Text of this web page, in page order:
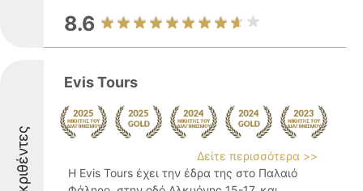
8.6
Διακριθέντες
Evis Tours
Δείτε περισσότερα >>
Η Evis Tours έχει την έδρα της στο Παλαιό